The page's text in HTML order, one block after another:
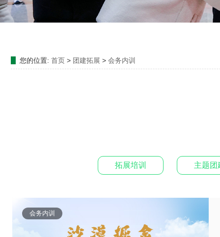
您的位置: 首页> 团建拓展 > 会务内训
拓展培训 主题团
会务内训